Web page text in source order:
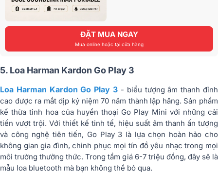
ĐẶT MUA NGAY
Mua online hoặc tại cửa hàng
5. Loa Harman Kardon Go Play 3
Loa Harman Kardon Go Play 3 - biểu tượng âm thanh đỉnh
cao được ra mắt dịp kỷ niệm 70 năm thành lập hãng. Sản phẩm
kế thừa tinh hoa của huyền thoại Go Play Mini với những cải
tiến vượt trội. Với thiết kế tinh tế, hiệu suất âm thanh ấn tượng
và công nghệ tiên tiến, Go Play 3 là lựa chọn hoàn hảo cho
không gian gia đình, chinh phục mọi tín đồ yêu nhạc trong mọi
môi trường thưởng thức. Trong tầm giá 6-7 triệu đồng, đây sẽ là
mẫu loa bluetooth mà bạn không thể bỏ qua.